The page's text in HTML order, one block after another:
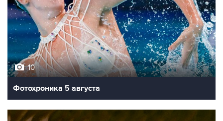
10
Фотохроника 5 августа